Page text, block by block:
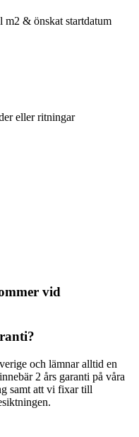
m2 & önskat startdatum
eller ritningar
vid
och lämnar alltid en
2 års garanti på våra
samt att vi fixar till